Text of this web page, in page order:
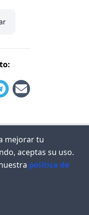
mejorar tu
aceptas su uso.
política de